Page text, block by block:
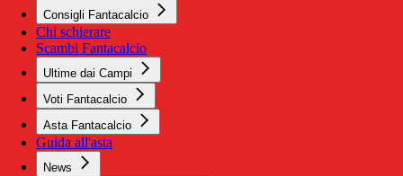
Consigli Fantacalcio
Chi schierare
Scambi Fantacalcio
Ultime dai Campi
Voti Fantacalcio
Asta Fantacalcio
Guida all'asta
News